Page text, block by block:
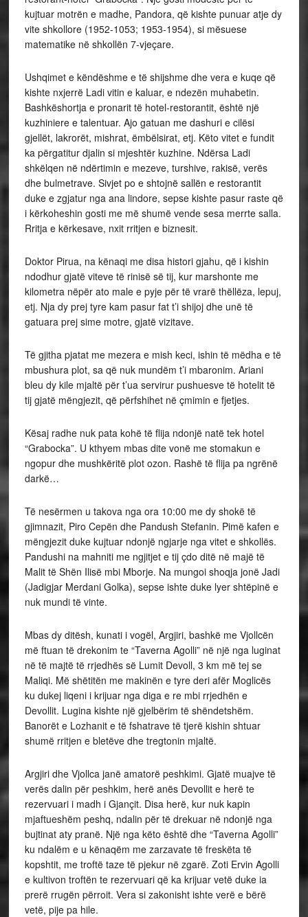
kujtuar motrën e madhe, Pandora, që kishte punuar atje dy
vite shkollore (1952-1053; 1953-1954), si mësuese
matematike në shkollën 7-vjeçare.
Ushqimet e këndëshme e të shijshme dhe vera e kuqe që
kishte nxjerrë Ladi vitin e kaluar, e ndezën muhabetin.
Bashkëshortja e pronarit të hotel-restorantit, është një
kuzhiniere e talentuar. Ajo gatuan me dashuri e cilësi
gjellët, lakrorët, mishrat, ëmbëlsirat, etj. Këto vitet e fundit
ka përgatitur djalin si mjeshtër kuzhine. Ndërsa Ladi
shkëlqen në ndërtimin e mezeve, turshive, rakisë, verës
dhe bulmetrave. Sivjet po e shtojnë sallën e restorantit
duke e zgjatur nga ana lindore, sepse kishte pasur raste që
i kërkoheshin gosti me më shumë vende sesa merrte salla.
Rritja e kërkesave, nxit rritjen e biznesit.
Doktor Pirua, na kënaqi me disa histori gjahu, që i kishin
ndodhur gjatë viteve të rinisë së tij, kur marshonte me
kilometra nëpër ato male e pyje për të vrarë thëllëza, lepuj,
etj. Nja dy prej tyre kam pasur fat t’i shijoj dhe unë të
gatuara prej sime motre, gjatë vizitave.
Të gjitha pjatat me mezera e mish keci, ishin të mëdha e të
mbushura plot, sa që nuk mundëm t’i mbaronim. Ariani
bleu dy kile mjaltë për t’ua servirur pushuesve të hotelit të
tij gjatë mëngjezit, që përfshihet në çmimin e fjetjes.
Kësaj radhe nuk pata kohë të flija ndonjë natë tek hotel
“Grabocka”. U kthyem mbas dite vonë me stomakun e
ngopur dhe mushkëritë plot ozon. Rashë të flija pa ngrënë
darkë…
Të nesërmen u takova nga ora 10:00 me dy shokë të
gjimnazit, Piro Cepën dhe Pandush Stefanin. Pimë kafen e
mëngjezit duke kujtuar ndonjë ngjarje nga vitet e shkollës.
Pandushi na mahniti me ngjitjet e tij çdo ditë në majë të
Malit të Shën Ilisë mbi Mborje. Na mungoi shoqja jonë Jadi
(Jadigjar Merdani Golka), sepse ishte duke lyer shtëpinë e
nuk mundi të vinte.
Mbas dy ditësh, kunati i vogël, Argjiri, bashkë me Vjollcën
më ftuan të drekonim te “Taverna Agolli” në një nga luginat
në të majtë të rrjedhës së Lumit Devoll, 3 km më tej se
Maliqi. Më shëtitën me makinën e tyre deri afër Moglicës
ku dukej liqeni i krijuar nga diga e re mbi rrjedhën e
Devollit. Lugina kishte një gjelbërim të shëndetshëm.
Banorët e Lozhanit e të fshatrave të tjerë kishin shtuar
shumë rritjen e bletëve dhe tregtonin mjaltë.
Argjiri dhe Vjollca janë amatorë peshkimi. Gjatë muajve të
verës dalin për peshkim, herë anës Devollit e herë te
rezervuari i madh i Gjançit. Disa herë, kur nuk kapin
mjaftueshëm peshq, ndalin për të drekuar në ndonjë nga
bujtinat aty pranë. Një nga këto është dhe “Taverna Agolli”
ku ndalëm e u kënaqëm me zarzavate të freskëta të
kopshtit, me troftë taze të pjekur në zgarë. Zoti Ervin Agolli
e kultivon troftën te rezervuari që ka krijuar vetë duke ia
prerë rrugën përroit. Vera si zakonisht ishte verë e bërë
vetë, pije pa hile.